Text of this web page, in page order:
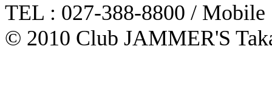
TEL : 027-388-8800 / Mobile
© 2010 Club JAMMER'S